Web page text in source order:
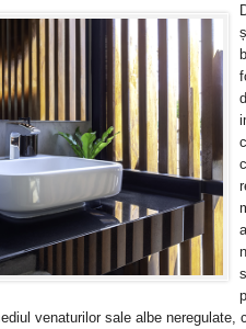
venaturilor sale albe neregulate,